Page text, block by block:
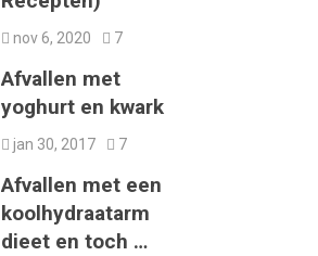
nov 6, 2020 7
Afvallen met
yoghurt en kwark
jan 30, 2017 7
Afvallen met een
koolhydraatarm
dieet en toch …